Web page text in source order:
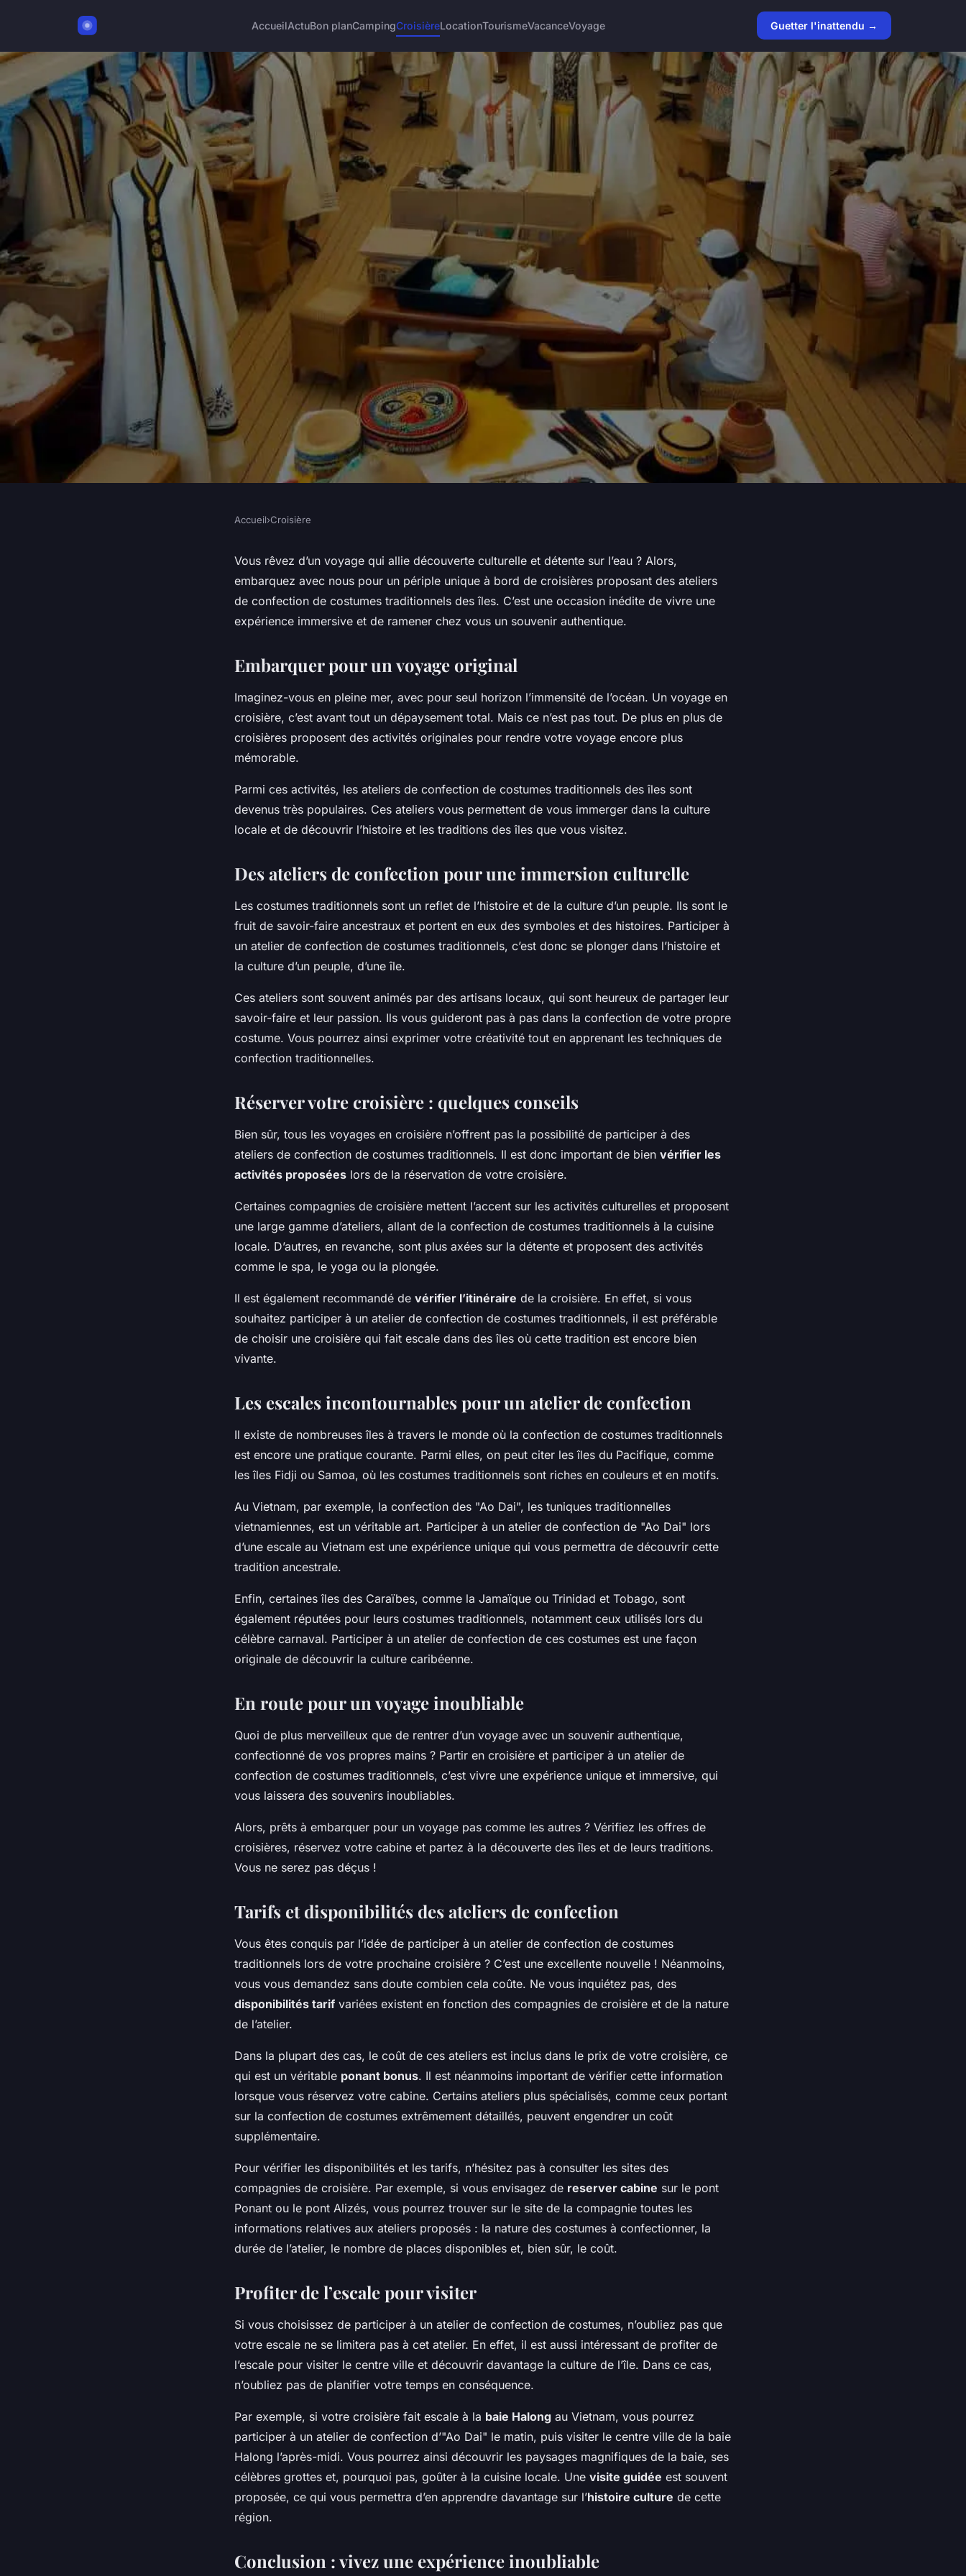
AccueilActuBon planCampingCroisièreLocationTourismeVacanceVoyage Guetter l'inattendu →
Peut-on trouver des croisières qui
proposent des ateliers de confection
de costumes traditionnels des îles ?
Accueil›Croisière
Vous rêvez d’un voyage qui allie découverte culturelle et détente sur l’eau ? Alors,
embarquez avec nous pour un périple unique à bord de croisières proposant des ateliers
de confection de costumes traditionnels des îles. C’est une occasion inédite de vivre une
expérience immersive et de ramener chez vous un souvenir authentique.
Embarquer pour un voyage original
Imaginez-vous en pleine mer, avec pour seul horizon l’immensité de l’océan. Un voyage en
croisière, c’est avant tout un dépaysement total. Mais ce n’est pas tout. De plus en plus de
croisières proposent des activités originales pour rendre votre voyage encore plus
mémorable.
Parmi ces activités, les ateliers de confection de costumes traditionnels des îles sont
devenus très populaires. Ces ateliers vous permettent de vous immerger dans la culture
locale et de découvrir l’histoire et les traditions des îles que vous visitez.
Des ateliers de confection pour une immersion culturelle
Les costumes traditionnels sont un reflet de l’histoire et de la culture d’un peuple. Ils sont le
fruit de savoir-faire ancestraux et portent en eux des symboles et des histoires. Participer à
un atelier de confection de costumes traditionnels, c’est donc se plonger dans l’histoire et
la culture d’un peuple, d’une île.
Ces ateliers sont souvent animés par des artisans locaux, qui sont heureux de partager leur
savoir-faire et leur passion. Ils vous guideront pas à pas dans la confection de votre propre
costume. Vous pourrez ainsi exprimer votre créativité tout en apprenant les techniques de
confection traditionnelles.
Réserver votre croisière : quelques conseils
Bien sûr, tous les voyages en croisière n’offrent pas la possibilité de participer à des
ateliers de confection de costumes traditionnels. Il est donc important de bien vérifier les
activités proposées lors de la réservation de votre croisière.
Certaines compagnies de croisière mettent l’accent sur les activités culturelles et proposent
une large gamme d’ateliers, allant de la confection de costumes traditionnels à la cuisine
locale. D’autres, en revanche, sont plus axées sur la détente et proposent des activités
comme le spa, le yoga ou la plongée.
Il est également recommandé de vérifier l’itinéraire de la croisière. En effet, si vous
souhaitez participer à un atelier de confection de costumes traditionnels, il est préférable
de choisir une croisière qui fait escale dans des îles où cette tradition est encore bien
vivante.
Les escales incontournables pour un atelier de confection
Il existe de nombreuses îles à travers le monde où la confection de costumes traditionnels
est encore une pratique courante. Parmi elles, on peut citer les îles du Pacifique, comme
les îles Fidji ou Samoa, où les costumes traditionnels sont riches en couleurs et en motifs.
Au Vietnam, par exemple, la confection des "Ao Dai", les tuniques traditionnelles
vietnamiennes, est un véritable art. Participer à un atelier de confection de "Ao Dai" lors
d’une escale au Vietnam est une expérience unique qui vous permettra de découvrir cette
tradition ancestrale.
Enfin, certaines îles des Caraïbes, comme la Jamaïque ou Trinidad et Tobago, sont
également réputées pour leurs costumes traditionnels, notamment ceux utilisés lors du
célèbre carnaval. Participer à un atelier de confection de ces costumes est une façon
originale de découvrir la culture caribéenne.
En route pour un voyage inoubliable
Quoi de plus merveilleux que de rentrer d’un voyage avec un souvenir authentique,
confectionné de vos propres mains ? Partir en croisière et participer à un atelier de
confection de costumes traditionnels, c’est vivre une expérience unique et immersive, qui
vous laissera des souvenirs inoubliables.
Alors, prêts à embarquer pour un voyage pas comme les autres ? Vérifiez les offres de
croisières, réservez votre cabine et partez à la découverte des îles et de leurs traditions.
Vous ne serez pas déçus !
Tarifs et disponibilités des ateliers de confection
Vous êtes conquis par l’idée de participer à un atelier de confection de costumes
traditionnels lors de votre prochaine croisière ? C’est une excellente nouvelle ! Néanmoins,
vous vous demandez sans doute combien cela coûte. Ne vous inquiétez pas, des
disponibilités tarif variées existent en fonction des compagnies de croisière et de la nature
de l’atelier.
Dans la plupart des cas, le coût de ces ateliers est inclus dans le prix de votre croisière, ce
qui est un véritable ponant bonus. Il est néanmoins important de vérifier cette information
lorsque vous réservez votre cabine. Certains ateliers plus spécialisés, comme ceux portant
sur la confection de costumes extrêmement détaillés, peuvent engendrer un coût
supplémentaire.
Pour vérifier les disponibilités et les tarifs, n’hésitez pas à consulter les sites des
compagnies de croisière. Par exemple, si vous envisagez de reserver cabine sur le pont
Ponant ou le pont Alizés, vous pourrez trouver sur le site de la compagnie toutes les
informations relatives aux ateliers proposés : la nature des costumes à confectionner, la
durée de l’atelier, le nombre de places disponibles et, bien sûr, le coût.
Profiter de l’escale pour visiter
Si vous choisissez de participer à un atelier de confection de costumes, n’oubliez pas que
votre escale ne se limitera pas à cet atelier. En effet, il est aussi intéressant de profiter de
l’escale pour visiter le centre ville et découvrir davantage la culture de l’île. Dans ce cas,
n’oubliez pas de planifier votre temps en conséquence.
Par exemple, si votre croisière fait escale à la baie Halong au Vietnam, vous pourrez
participer à un atelier de confection d’"Ao Dai" le matin, puis visiter le centre ville de la baie
Halong l’après-midi. Vous pourrez ainsi découvrir les paysages magnifiques de la baie, ses
célèbres grottes et, pourquoi pas, goûter à la cuisine locale. Une visite guidée est souvent
proposée, ce qui vous permettra d’en apprendre davantage sur l’histoire culture de cette
région.
Conclusion : vivez une expérience inoubliable